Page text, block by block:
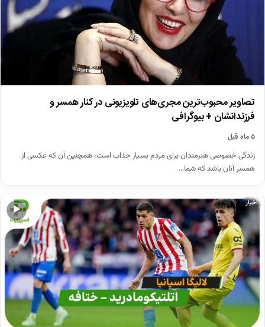
تصاویر محبوب‌ترین مجری‌های تلویزیونی در کنار همسر و
فرزندانشان + بیوگرافی
۵ ماه قبل
زندگی خصوصی هنرمندان برای مردم بسیار جذاب است، همچنین آن که عکسی از
همسر آنان باشد که شما…
▶
اخبار